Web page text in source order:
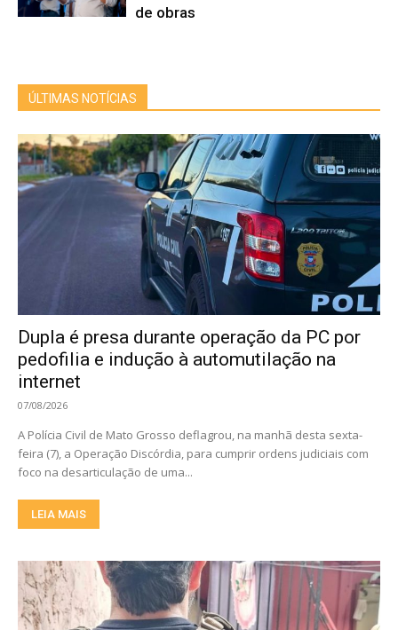
de obras
ÚLTIMAS NOTÍCIAS
Dupla é presa durante operação da PC por
pedofilia e indução à automutilação na
internet
07/08/2026
A Polícia Civil de Mato Grosso deflagrou, na manhã desta sexta-
feira (7), a Operação Discórdia, para cumprir ordens judiciais com
foco na desarticulação de uma...
LEIA MAIS